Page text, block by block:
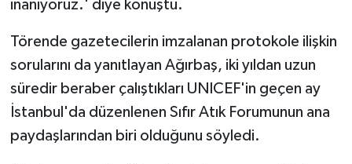
inanıyoruz.' diye konuştu.
Törende gazetecilerin imzalanan protokole ilişkin
sorularını da yanıtlayan Ağırbaş, iki yıldan uzun
süredir beraber çalıştıkları UNICEF'in geçen ay
İstanbul'da düzenlenen Sıfır Atık Forumunun ana
paydaşlarından biri olduğunu söyledi.